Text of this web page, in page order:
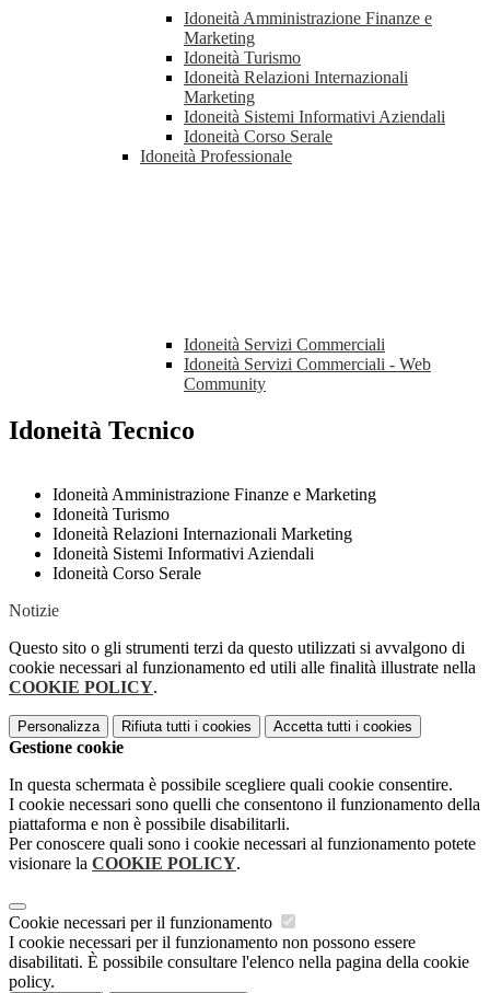
Idoneità Amministrazione Finanze e
Marketing
Idoneità Turismo
Idoneità Relazioni Internazionali
Marketing
Idoneità Sistemi Informativi Aziendali
Idoneità Corso Serale
Idoneità Professionale
Idoneità Servizi Commerciali
Idoneità Servizi Commerciali - Web
Community
Idoneità Tecnico
Idoneità Amministrazione Finanze e Marketing
Idoneità Turismo
Idoneità Relazioni Internazionali Marketing
Idoneità Sistemi Informativi Aziendali
Idoneità Corso Serale
Notizie
Questo sito o gli strumenti terzi da questo utilizzati si avvalgono di
cookie necessari al funzionamento ed utili alle finalità illustrate nella
COOKIE POLICY.
Personalizza Rifiuta tutti i cookies Accetta tutti i cookies
Gestione cookie
In questa schermata è possibile scegliere quali cookie consentire.
I cookie necessari sono quelli che consentono il funzionamento della
piattaforma e non è possibile disabilitarli.
Per conoscere quali sono i cookie necessari al funzionamento potete
visionare la COOKIE POLICY.
Cookie necessari per il funzionamento
I cookie necessari per il funzionamento non possono essere
disabilitati. È possibile consultare l'elenco nella pagina della cookie
policy.